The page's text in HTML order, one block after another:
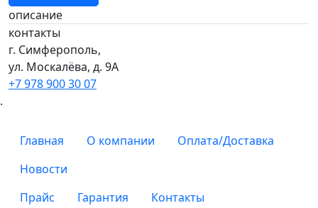
описание
контакты
г. Симферополь,
ул. Москалёва, д. 9А
+7 978 900 30 07
.
Главная О компании
Оплата/Доставка
Новости
Прайс
Гарантия
Контакты